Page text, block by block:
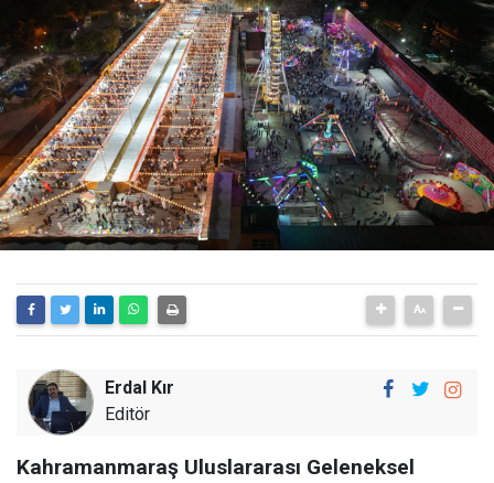
Erdal Kır
Editör
Kahramanmaraş Uluslararası Geleneksel